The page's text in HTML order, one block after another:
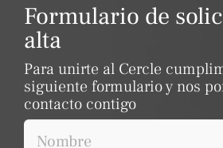
Formulario de
alta
Para unirte al Cercle
siguiente formulario y nos
contacto contigo